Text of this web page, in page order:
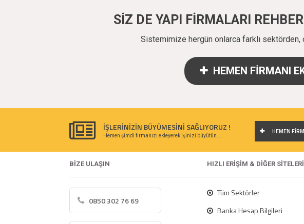
SİZ DE YAPI FİRMALARI
Sistemimize hergün onlarca farklı sektörden,
HEMEN FİRMANI
İŞLERİNİZİN BÜYÜMESİNİ SAĞLIYORUZ ! HEMEN
Hemen şimdi firmanızı ekleyerek işinizi büyütün...
BİZE ULAŞIN HIZLI ERİŞİM & DİĞER
0850 302 76 69
Tüm Sektörler
Banka Hesap Bilgileri